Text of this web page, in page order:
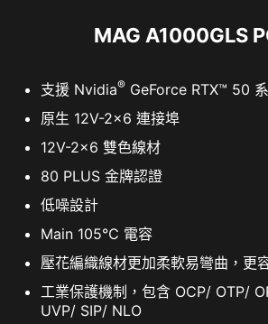
MAG A1000GLS
支援 Nvidia® GeForce RTX™ 50
原生 12V-2x6 連接埠
12V-2x6 雙色線材
80 PLUS 金牌認證
低噪設計
Main 105℃ 電容
壓花編織線材更加柔軟易彎曲，更
工業保護機制，包含 OCP/ OTP/
UVP/ SIP/ NLO